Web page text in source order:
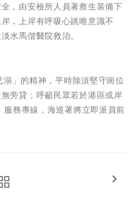
，由安檢所人員著救生装備下
，上岸有呼吸心跳唯意識不
水馬偕醫院救治。
」的精神，平時除須堅守崗位
旁貸；呼籲民眾若於港區或岸
服務專線，海巡署將立即派員前